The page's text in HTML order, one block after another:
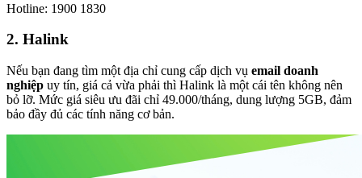
Hotline: 1900 1830
2. Halink
Nếu bạn đang tìm một địa chỉ cung cấp dịch vụ email doanh
nghiệp uy tín, giá cả vừa phải thì Halink là một cái tên không nên
bỏ lỡ. Mức giá siêu ưu đãi chỉ 49.000/tháng, dung lượng 5GB, đảm
bảo đầy đủ các tính năng cơ bản.